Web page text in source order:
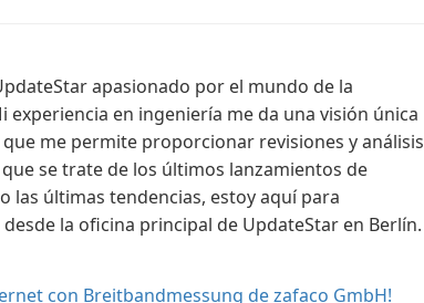
apasionado por el mundo de la
en ingeniería me da una visión única
me permite proporcionar revisiones y análisis
se trate de los últimos lanzamientos de
las últimas tendencias, estoy aquí para
la oficina principal de UpdateStar en Berlín.
con Breitbandmessung de zafaco GmbH!